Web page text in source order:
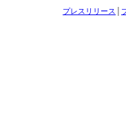
プレスリリース